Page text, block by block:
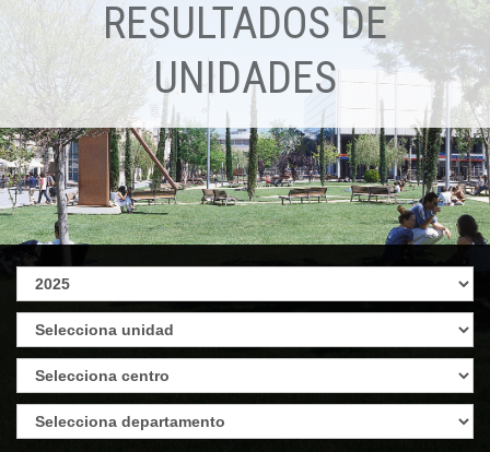
RESULTADOS DE
UNIDADES